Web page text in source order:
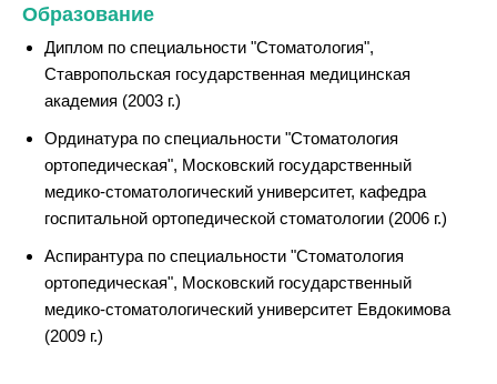
Образование
Диплом по специальности "Стоматология",
Ставропольская государственная медицинская
академия (2003 г.)
Ординатура по специальности "Стоматология
ортопедическая", Московский государственный
медико-стоматологический университет, кафедра
госпитальной ортопедической стоматологии (2006 г.)
Аспирантура по специальности "Стоматология
ортопедическая", Московский государственный
медико-стоматологический университет Евдокимова
(2009 г.)